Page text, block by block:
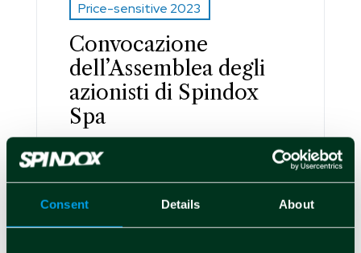
Consent Details About
Price-sensitive 2023
Convocazione
dell’Assemblea degli
azionisti di Spindox
Spa